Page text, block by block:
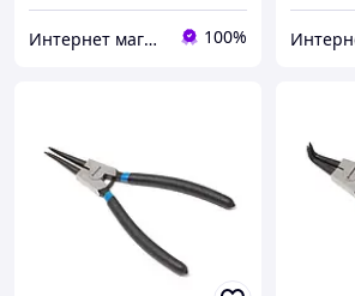
Интернет магазин "3 щітки" 100%